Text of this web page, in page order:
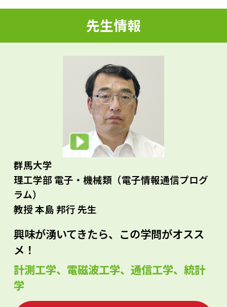
e
o
先生情報
群馬大学
理工学部 電子・機械類（電子情報通信プログ
ラム）
教授 本島 邦行 先生
興味が湧いてきたら、この学問がオスス
メ！
計測工学、電磁波工学、通信工学、統計
学